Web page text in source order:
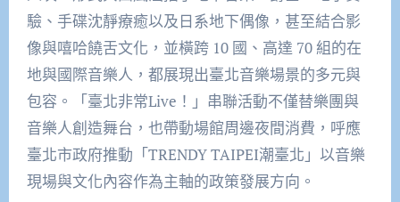
驗、手碟沈靜療癒以及日系地下偶像，甚至結合影
像與嘻哈饒舌文化，並橫跨 10 國、高達 70 組的在
地與國際音樂人，都展現出臺北音樂場景的多元與
包容。「臺北非常Live！」串聯活動不僅替樂團與
音樂人創造舞台，也帶動場館周邊夜間消費，呼應
臺北市政府推動「TRENDY TAIPEI潮臺北」以音樂
現場與文化內容作為主軸的政策發展方向。